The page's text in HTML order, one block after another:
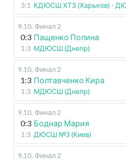
3:1 КДЮСШ ХТЗ (Харьков) -
9.10. Финал 2
0:3 Пащенко Полина
1:3 МДЮСШ (Днепр)
9.10. Финал 2
1:3 Полтавченко Кира
1:3 МДЮСШ (Днепр)
9.10. Финал 2
0:3 Боднар Мария
1:3 ДЮСШ №3 (Киев)
9.10. Финал 2